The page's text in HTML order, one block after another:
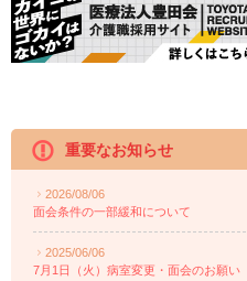
重要なお知らせ
2026/08/06
面会条件の一部緩和について
2025/06/06
7月1日（火）病室変更・面会のお願い